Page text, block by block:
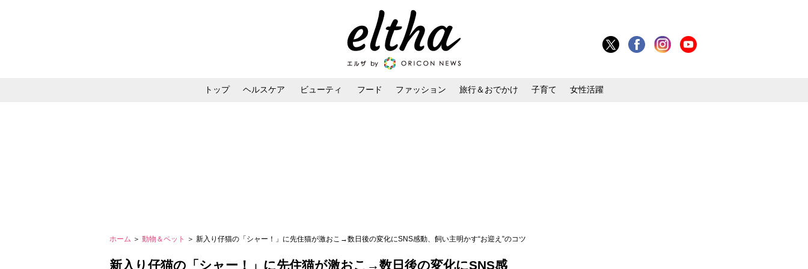
トップ ヘルスケア ビューティ フード ファッション 旅行＆おでかけ 子育て 女性活躍
ホーム ＞ 動物＆ペット ＞ 新入り仔猫の「シャー！」に先住猫が激おこ→数日後の変化にSNS感動、飼い主明かす“お迎え”のコツ
新入り仔猫の「シャー！」に先住猫が激おこ→数日後の変化にSNS感